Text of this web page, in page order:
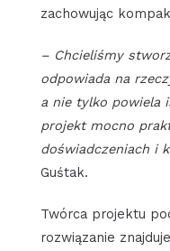
zachowując
– Chcieliśmy
odpowiada na
a nie tylko powiela
projekt mocno
doświadczeniach i
Guśtak.
Twórca projektu
rozwiązanie